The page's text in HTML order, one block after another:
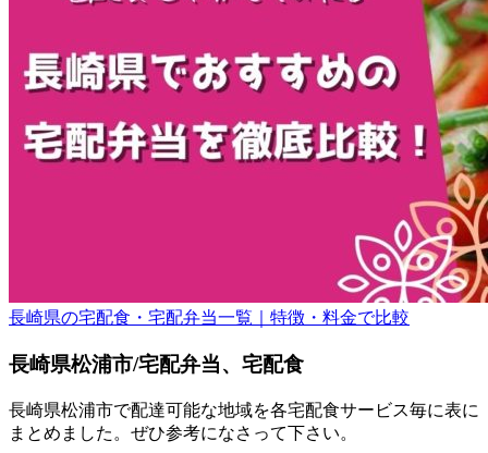
長崎県の宅配食・宅配弁当一覧｜特徴・料金で比較
長崎県松浦市/宅配弁当、宅配食
長崎県松浦市で配達可能な地域を各宅配食サービス毎に表に
まとめました。ぜひ参考になさって下さい。